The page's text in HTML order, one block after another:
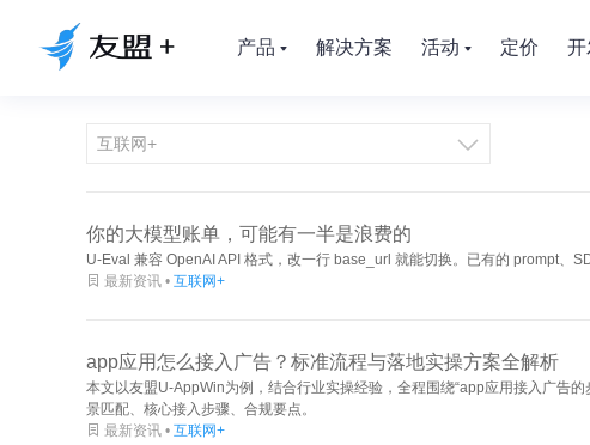
产品 解决方案 活动 定价 开

你的大模型账单，可能有一半是浪费的
U-Eval 兼容 OpenAI API 格式，改一行 base_url 就能切换。已有的 prompt、
 最新资讯 • 互联网+
app应用怎么接入广告？标准流程与落地实操方案全解析
本文以友盟U-AppWin为例，结合行业实操经验，全程围绕“app应用接入广告
景匹配、核心接入步骤、合规要点。
 最新资讯 • 互联网+